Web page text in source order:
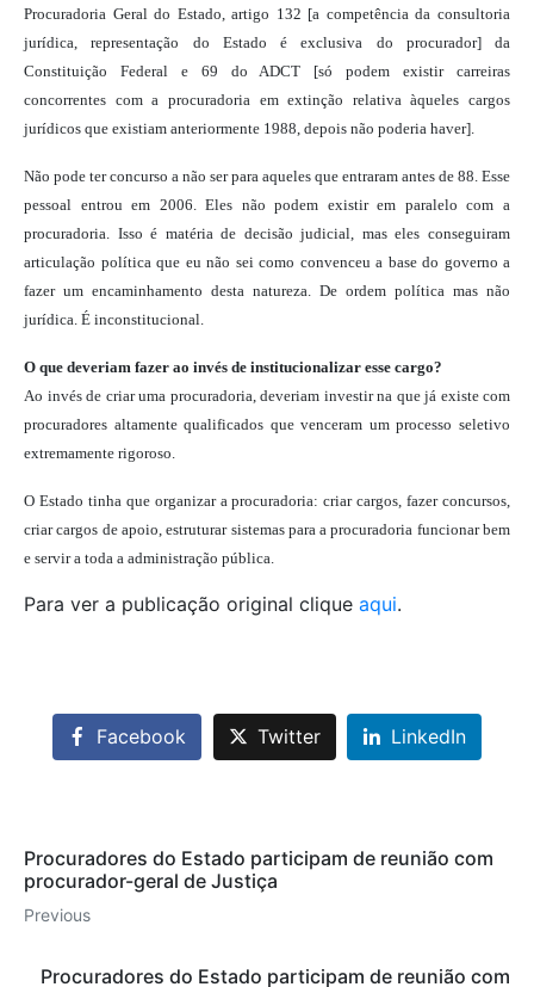
Procuradoria Geral do Estado, artigo 132 [a competência da consultoria
jurídica, representação do Estado é exclusiva do procurador] da
Constituição Federal e 69 do ADCT [só podem existir carreiras
concorrentes com a procuradoria em extinção relativa àqueles cargos
jurídicos que existiam anteriormente 1988, depois não poderia haver].
Não pode ter concurso a não ser para aqueles que entraram antes de 88. Esse
pessoal entrou em 2006. Eles não podem existir em paralelo com a
procuradoria. Isso é matéria de decisão judicial, mas eles conseguiram
articulação política que eu não sei como convenceu a base do governo a
fazer um encaminhamento desta natureza. De ordem política mas não
jurídica. É inconstitucional.
O que deveriam fazer ao invés de institucionalizar esse cargo?
Ao invés de criar uma procuradoria, deveriam investir na que já existe com
procuradores altamente qualificados que venceram um processo seletivo
extremamente rigoroso.
O Estado tinha que organizar a procuradoria: criar cargos, fazer concursos,
criar cargos de apoio, estruturar sistemas para a procuradoria funcionar bem
e servir a toda a administração pública.
Para ver a publicação original clique aqui.
Facebook Twitter LinkedIn
Procuradores do Estado participam de reunião com
procurador-geral de Justiça
Previous
Procuradores do Estado participam de reunião com